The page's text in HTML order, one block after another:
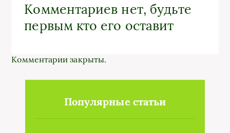
Комментариев нет, будьте
первым кто его оставит
Комментарии закрыты.
Популярные статьи